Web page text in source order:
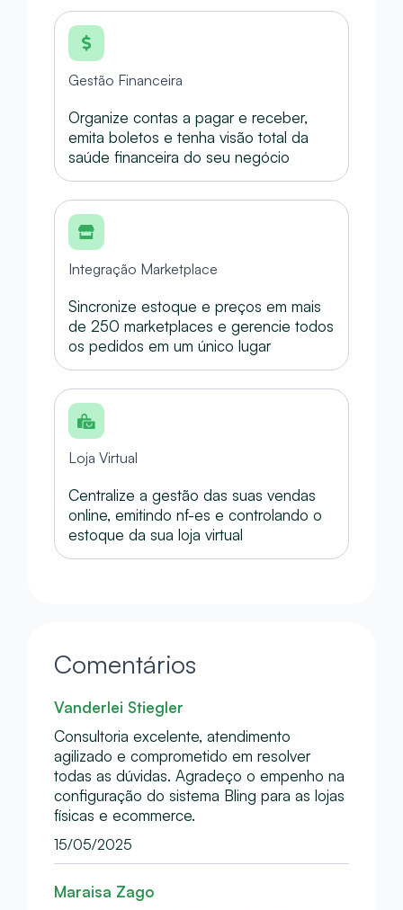
Gestão Financeira
Organize contas a pagar e receber,
emita boletos e tenha visão total da
saúde financeira do seu negócio
Integração Marketplace
Sincronize estoque e preços em mais
de 250 marketplaces e gerencie todos
os pedidos em um único lugar
Loja Virtual
Centralize a gestão das suas vendas
online, emitindo nf-es e controlando o
estoque da sua loja virtual
Comentários
Vanderlei Stiegler
Consultoria excelente, atendimento
agilizado e comprometido em resolver
todas as dúvidas. Agradeço o empenho na
configuração do sistema Bling para as lojas
físicas e ecommerce.
15/05/2025
Maraisa Zago